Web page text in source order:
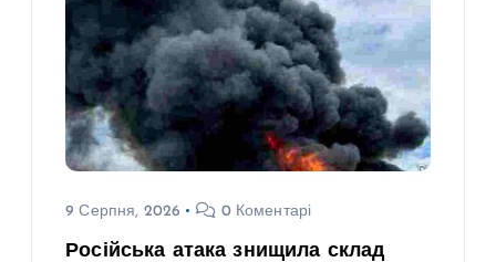
9 Серпня, 2026 0 Коментарі
Російська атака знищила склад